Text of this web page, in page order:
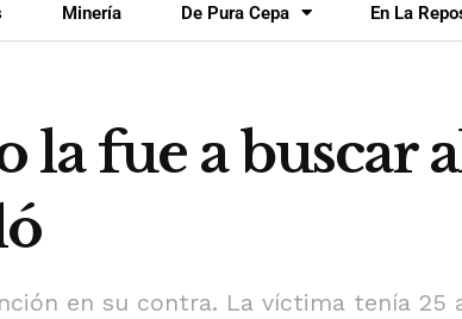
Minería De Pura Cepa En La
fue a buscar
en su contra. La víctima tenía 25